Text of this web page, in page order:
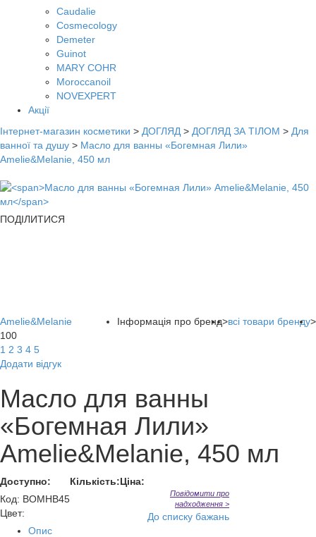
Caudalie
Cosmecology
Demeter
Guinot
MARY COHR
Moroccanoil
NOVEXPERT
Акції
Інтернет-магазин косметики > ДОГЛЯД > ДОГЛЯД ЗА ТІЛОМ > Для
ванної та душу > Масло для ванны «Богемная Лили»
Amelie&Melanie, 450 мл
ПОДІЛИТИСЯ
Інформація про бренд>всі товари бренду>
Amelie&Melanie
100
1 2 3 4 5
Додати відгук
Масло для ванны
«Богемная Лили»
Amelie&Melanie, 450 мл
Доступно: Кількість:Ціна:
Код: BOMHB45
Цвет:
Повідомити про
надходження >
До списку бажань
Опис